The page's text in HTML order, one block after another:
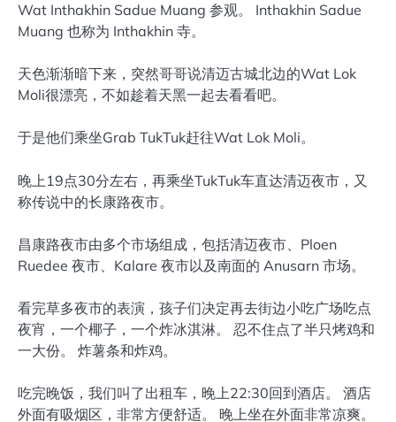
Wat Inthakhin Sadue Muang 参观。 Inthakhin Sadue
Muang 也称为 Inthakhin 寺。
天色渐渐暗下来，突然哥哥说清迈古城北边的Wat Lok
Moli很漂亮，不如趁着天黑一起去看看吧。
于是他们乘坐Grab TukTuk赶往Wat Lok Moli。
晚上19点30分左右，再乘坐TukTuk车直达清迈夜市，又
称传说中的长康路夜市。
昌康路夜市由多个市场组成，包括清迈夜市、Ploen
Ruedee 夜市、Kalare 夜市以及南面的 Anusarn 市场。
看完草多夜市的表演，孩子们决定再去街边小吃广场吃点
夜宵，一个椰子，一个炸冰淇淋。 忍不住点了半只烤鸡和
一大份。 炸薯条和炸鸡。
吃完晚饭，我们叫了出租车，晚上22:30回到酒店。 酒店
外面有吸烟区，非常方便舒适。 晚上坐在外面非常凉爽。